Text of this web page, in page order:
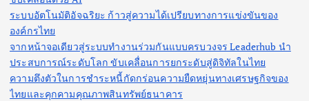
ระบบอัตโนมัติอัจฉริยะ ก้าวสู่ความได้เปรียบทางการแข่งขันของ
องค์กรไทย
จากหน้าจอเดียวสู่ระบบทำงานร่วมกันแบบครบวงจร Leaderhub นำ
ประสบการณ์ระดับโลก ขับเคลื่อนการยกระดับสู่ดิจิทัลในไทย
ความตึงตัวในการชำระหนี้กัดกร่อนความยืดหยุ่นทางเศรษฐกิจของ
ไทยและคุกคามคุณภาพสินทรัพย์ธนาคาร